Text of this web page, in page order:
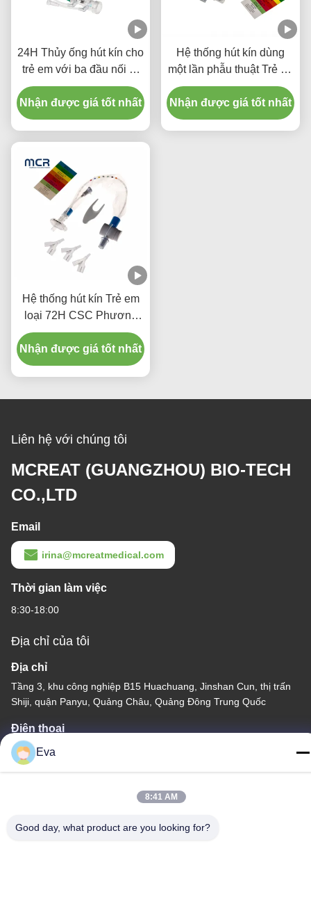
24H Thủy ống hút kín cho
trẻ em với ba đầu nối Y-
Piece
Nhận được giá tốt nhất
Hệ thống hút kín dùng
một lần phẫu thuật Trẻ sơ
sinh / Nhi khoa - khuỷu
tay
Nhận được giá tốt nhất
Hệ thống hút kín Trẻ em
loại 72H CSC Phương
tiện y tế dùng một lần
Nhận được giá tốt nhất
Liên hệ với chúng tôi
MCREAT (GUANGZHOU) BIO-TECH
CO.,LTD
Email
irina@mcreatmedical.com
Thời gian làm việc
8:30-18:00
Địa chỉ của tôi
Địa chỉ
Tầng 3, khu công nghiệp B15 Huachuang, Jinshan Cun, thị trấn
Shiji, quận Panyu, Quảng Châu, Quảng Đông Trung Quốc
Điện thoại
86-020-3156-0583
Trung Quốc Chất lượng tốt Hệ thống hút kín Nhà cung cấp. -2026
Eva
8:41 AM
Good day, what product are you looking for?